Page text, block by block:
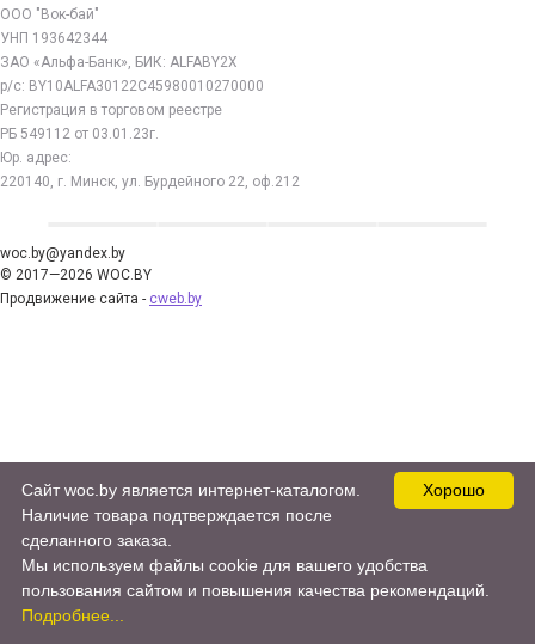
ООО "Вок-бай"
УНП 193642344
ЗАО «Альфа-Банк», БИК: ALFABY2X
р/с: BY10ALFA30122C45980010270000
Регистрация в торговом реестре
РБ 549112 от 03.01.23г.
Юр. адрес:
220140, г. Минск, ул. Бурдейного 22, оф.212
woc.by@yandex.by
© 2017—2026 WOC.BY
Продвижение сайта - cweb.by
Хорошо
Сайт woc.by является интернет-каталогом.
Наличие товара подтверждается после
сделанного заказа.
Мы используем файлы cookie для вашего удобства
пользования сайтом и повышения качества рекомендаций.
Подробнее...